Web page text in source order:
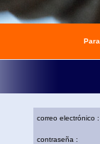
correo electrónico :
contraseña :